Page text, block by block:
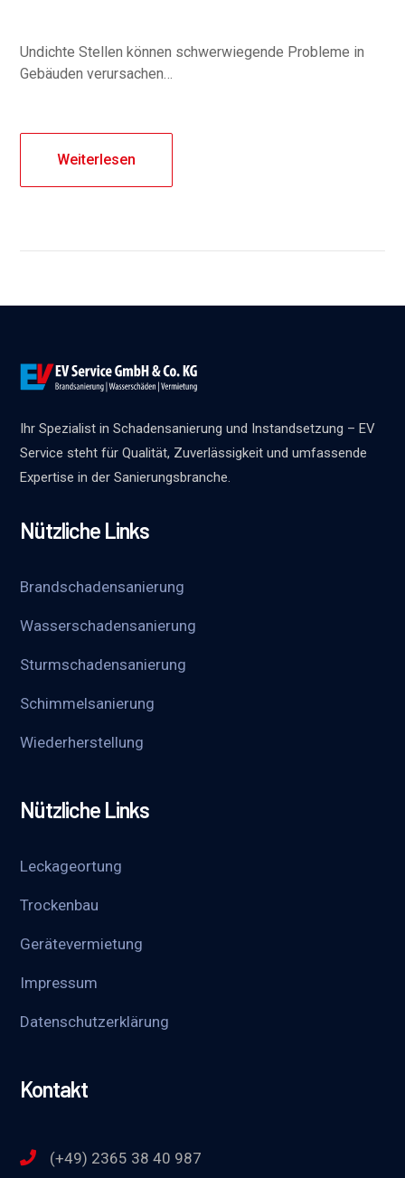
Undichte Stellen können schwerwiegende Probleme in
Gebäuden verursachen…
Weiterlesen
Ihr Spezialist in Schadensanierung und Instandsetzung – EV
Service steht für Qualität, Zuverlässigkeit und umfassende
Expertise in der Sanierungsbranche.
Nützliche Links
Brandschadensanierung
Wasserschadensanierung
Sturmschadensanierung
Schimmelsanierung
Wieder­herstellung
Nützliche Links
Leckageortung
Trockenbau
Gerätevermietung
Impressum
Datenschutzerklärung
Kontakt
(+49) 2365 38 40 987